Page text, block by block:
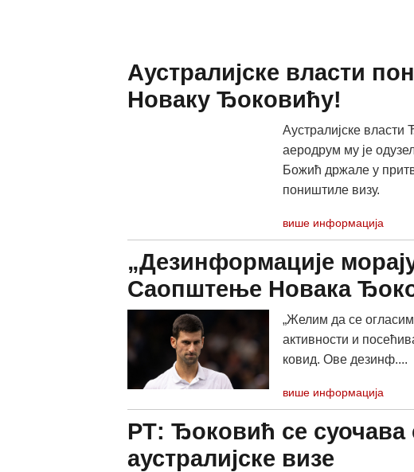
Аустралијске власти
Новаку Ђоковићу!
Аустралијске власти
аеродрум му је
Божић држале у
поништиле визу.
више информација
„Дезинформације
Саопштење Новака
„Желим да се огласим
активности и
ковид. Ове дезинф....
више информација
РТ: Ђоковић се
аустралијске визе